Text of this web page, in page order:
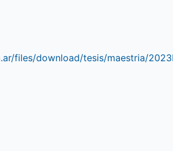
files/download/tesis/maestria/